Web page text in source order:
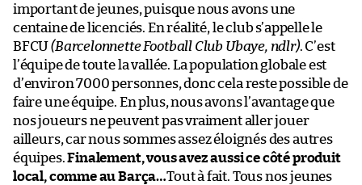
important de jeunes, puisque nous avons une
centaine de licenciés. En réalité, le club s’appelle le
BFCU(Barcelonnette Football Club Ubaye, ndlr). C’est
l’équipe de toute la vallée. La population globale est
d’environ 7000 personnes, donc cela reste possible de
faire une équipe. En plus, nous avons l’avantage que
nos joueurs ne peuvent pas vraiment aller jouer
ailleurs, car nous sommes assez éloignés des autres
équipes.Finalement, vous avez aussi ce côté produit
local, comme au Barça…Tout à fait. Tous nos jeunes